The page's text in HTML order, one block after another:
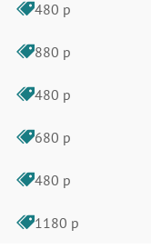
480 р
880 р
480 р
680 р
480 р
1180 р